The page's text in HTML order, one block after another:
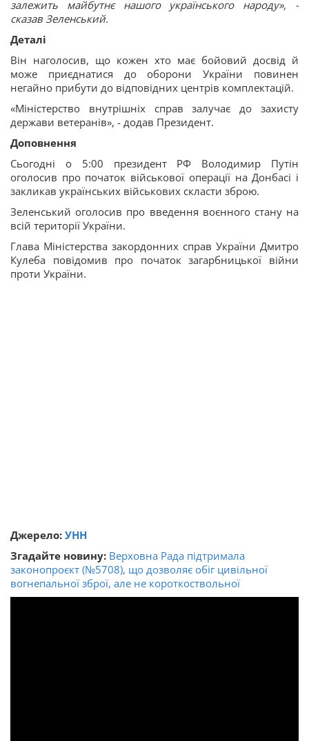
залежить майбутнє нашого українського народу», -
сказав Зеленський.
Деталі
Він наголосив, що кожен хто має бойовий досвід й
може приєднатися до оборони України повинен
негайно прибути до відповідних центрів комплектацій.
«Міністерство внутрішніх справ залучає до захисту
держави ветеранів», - додав Президент.
Доповнення
Сьогодні о 5:00 президент РФ Володимир Путін
оголосив про початок військової операції на Донбасі і
закликав українських військових скласти зброю.
Зеленський оголосив про введення воєнного стану на
всій території України.
Глава Міністерства закордонних справ України Дмитро
Кулеба повідомив про початок загарбницької війни
проти України.
Джерело: УНН
Згадайте новину: Верховна Рада підтримала
законопроєкт (№5708), що дозволяє обіг цивільної
вогнепальної зброї, але не короткоствольної